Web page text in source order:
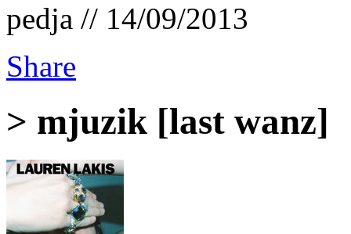
pedja // 14/09/2013
Share
> mjuzik [last wanz]